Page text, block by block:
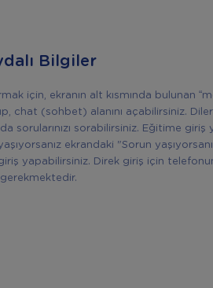
Bilgiler
için, ekranın alt kısmında bulunan
chat (sohbet) alanını açabilirsiniz.
sorularınızı sorabilirsiniz. Eğitime
ekrandaki "Sorun
yapabilirsiniz. Direk giriş için